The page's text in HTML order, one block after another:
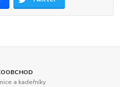
a kadeřníky